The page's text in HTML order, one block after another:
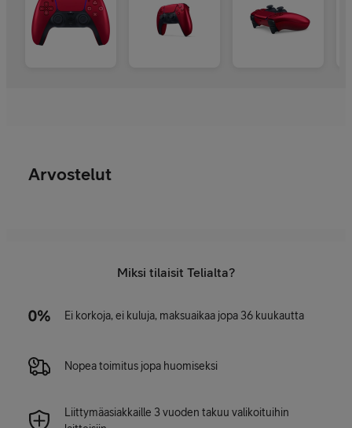
Arvostelut
Miksi tilaisit Telialta?
Ei korkoja, ei kuluja, maksuaikaa jopa 36 kuukautta
Nopea toimitus jopa huomiseksi
Liittymäasiakkaille 3 vuoden takuu valikoituihin